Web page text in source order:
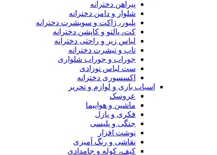
پیراهن دخترانه
شلوار و دامن دخترانه
پلیور، ژاکت و سویشرت دخترانه
کت، پالتو و کاپشن دخترانه
لباس زیر و راحتی دخترانه
تاپ و تیشرت دخترانه
جوراب و جوراب شلواری
ست لباس نوزادی
اکسسوری دخترانه
اسباب بازی و لوازم و تحریر
عروسک
ماشین و هواپیما
فکری و پازل
جنگی و پلیسی
نوشت افزار
نقاشی و رنگ آمیزی
کیف، کوله و جامدادی